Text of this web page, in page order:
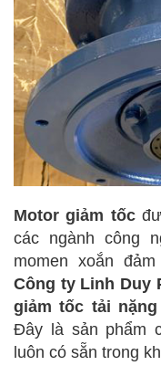
Motor giảm tốc
các ngành công
momen xoắn
Công ty Linh Duy
giảm tốc tải
Đây là sản phẩm
luôn có sẵn trong